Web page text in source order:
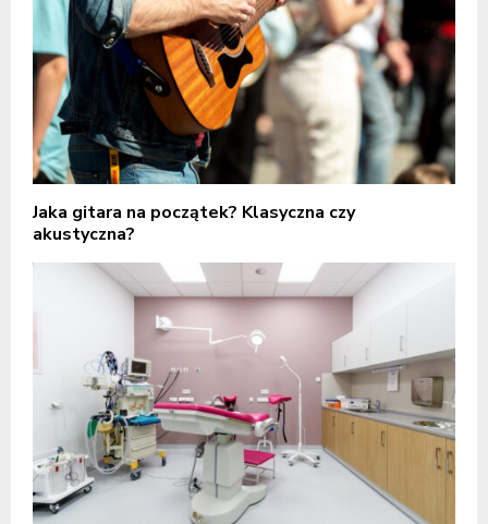
Jaka gitara na początek? Klasyczna czy
akustyczna?